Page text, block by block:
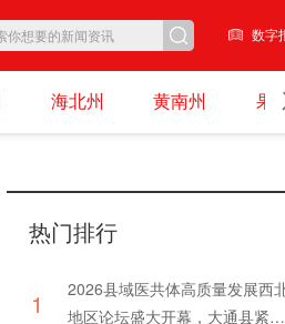
数字
海北州 黄南州 果
热门排行
1
2026县域医共体高质量发展西
地区论坛盛大开幕，大通县紧密